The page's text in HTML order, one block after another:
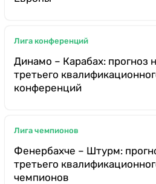
Лига конференций
Динамо – Карабах: прогноз
третьего
конференций
Лига чемпионов
Фенербахче – Штурм:
третьего
чемпионов